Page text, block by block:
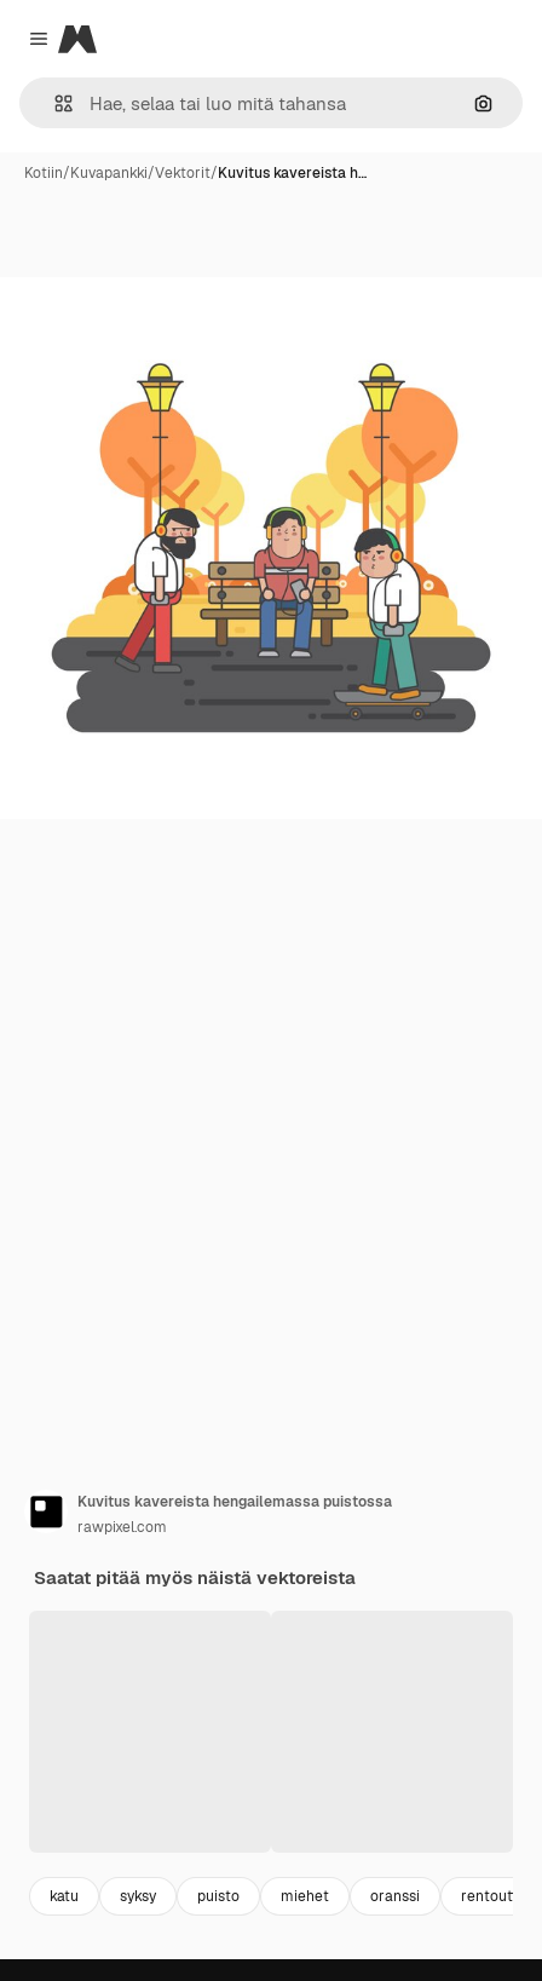
Close menu
Magnific
Hae
Kotiin/Kuvapankki/Vektorit/Kuvitus kavereista h…
Kuvitus kavereista hengailemassa puistossa
rawpixel.com
Saatat pitää myös näistä vektoreista
katu syksy puisto miehet oranssi rentouttava